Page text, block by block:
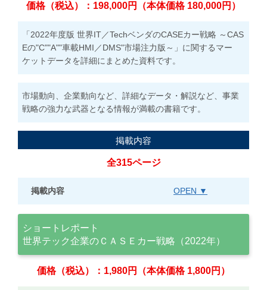
価格（税込）：198,000円（本体価格 180,000円）
「2022年度版 世界IT／TechベンダのCASEカー戦略 ～CAS
Eの"C""A""車載HMI／DMS"市場注力版～」に関するマー
ケットデータを詳細にまとめた資料です。
市場動向、企業動向など、詳細なデータ・解説など、事業
戦略の強力な武器となる情報が満載の書籍です。
掲載内容
全315ページ
掲載内容 OPEN ▼
ショートレポート
世界テック企業のＣＡＳＥカー戦略（2022年）
価格（税込）：1,980円（本体価格 1,800円）